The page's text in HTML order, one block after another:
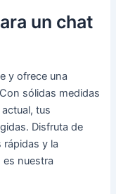
un chat
y ofrece una
sólidas medidas
tus
Disfruta de
y la
nuestra